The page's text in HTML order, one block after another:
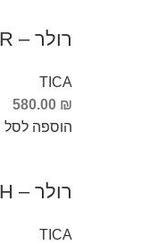
רולר – TICA GG100R
TICA
580.00 ₪
הוספה לסל
רולר – TICA HYENA NH100H
TICA